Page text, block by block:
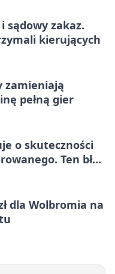
sądowy zakaz.
kierujących
zamieniają
pełną gier
o skuteczności
Ten błąd
dla Wolbromia na